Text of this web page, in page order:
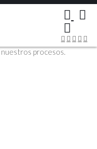
sus opiniones son muy
procesos.